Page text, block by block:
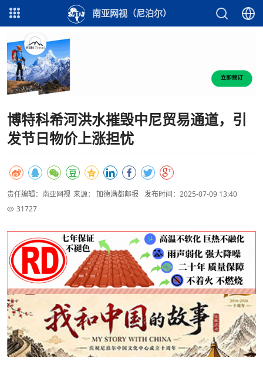
南亚网视（尼泊尔）
博特科希河洪水摧毁中尼贸易通道，引
发节日物价上涨担忧
责任编辑：南亚网视 来源： 加德满都邮报
发布时间：2025-07-09 13:40
31727